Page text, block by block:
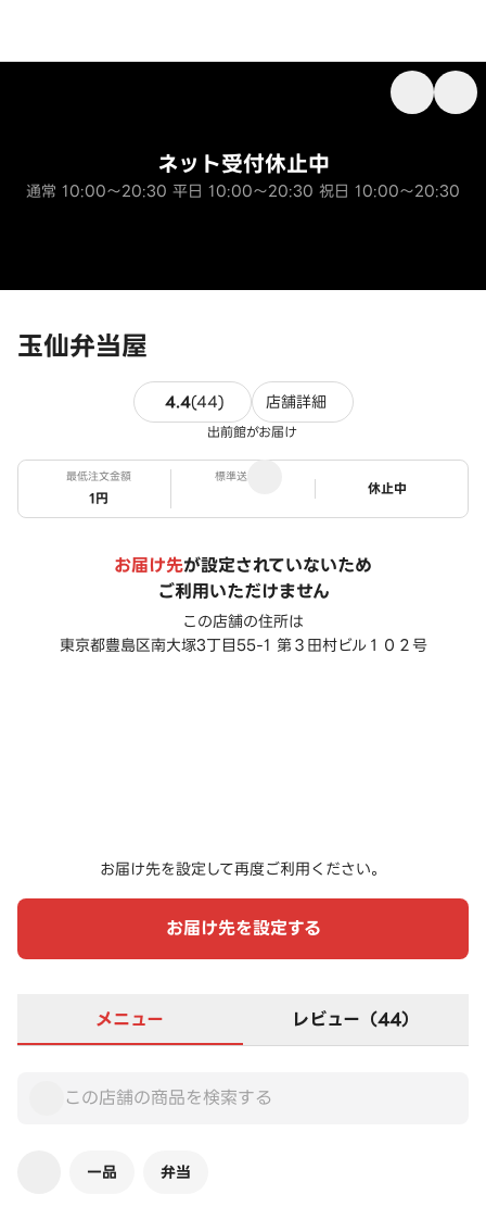
玉仙弁当屋
ネット受付休止中
通常 10:00～20:30 平日 10:00～20:30 祝日 10:00～20:30
4.4(44)44件のレビュー
店舗詳細
出前館がお届け
最低注文金額
1円
標準送料
ステータス
休止中
お届け先が設定されていないため
ご利用いただけません
この店舗の住所は
東京都豊島区南大塚3丁目55-1 第３田村ビル１０２号
お届け先を設定して再度ご利用ください。
お届け先を設定する
メニュー レビュー（44）
一品 弁当